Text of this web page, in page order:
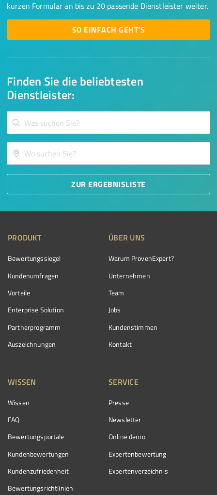
Finden Sie die beliebtesten
Dienstleister:
ZUR ERGEBNISLISTE
kurzen Formular an bis zu 20 passende Dienstleister weiter.
SO EINFACH GEHT'S
PRODUKT
Bewertungssiegel
Kundenumfragen
Vorteile
Enterprise Solution
Partnerprogramm
Auszeichnungen
ÜBER UNS
Warum ProvenExpert?
Unternehmen
Team
Jobs
Kundenstimmen
Kontakt
WISSEN
Wissen
FAQ
Bewertungsportale
Kundenbewertungen
Kundenzufriedenheit
Bewertungs­richtlinien
SERVICE
Presse
Newsletter
Online demo
Expertenbewertung
Expertenverzeichnis